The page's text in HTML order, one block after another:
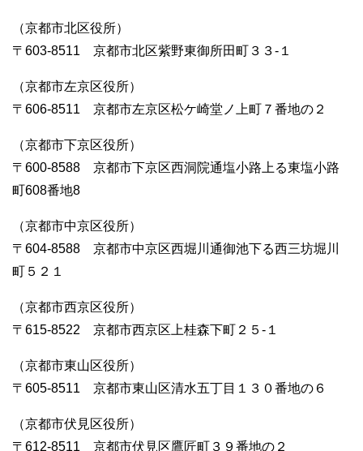
（京都市北区役所）
〒603-8511 京都市北区紫野東御所田町３３-１
（京都市左京区役所）
〒606-8511 京都市左京区松ケ崎堂ノ上町７番地の２
（京都市下京区役所）
〒600-8588 京都市下京区西洞院通塩小路上る東塩小路
町608番地8
（京都市中京区役所）
〒604-8588 京都市中京区西堀川通御池下る西三坊堀川
町５２１
（京都市西京区役所）
〒615-8522 京都市西京区上桂森下町２５-１
（京都市東山区役所）
〒605-8511 京都市東山区清水五丁目１３０番地の６
（京都市伏見区役所）
〒612-8511 京都市伏見区鷹匠町３９番地の２